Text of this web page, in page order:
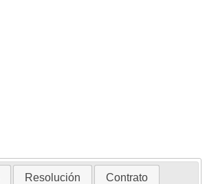
Resolución Contrato